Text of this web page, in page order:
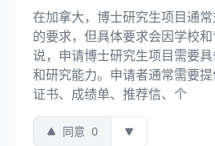
在加拿大，博士研究生项目通
的要求，但具体要求会因学校
说，申请博士研究生项目需要
和研究能力。申请者通常需要
证书、成绩单、推荐信、个
同意 0